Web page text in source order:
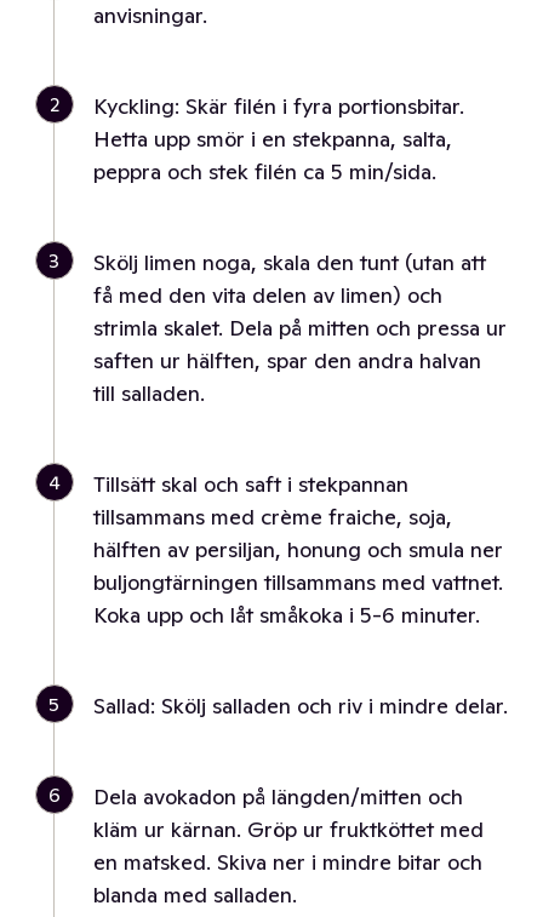
anvisningar.
2
Kyckling: Skär filén i fyra portionsbitar.
Hetta upp smör i en stekpanna, salta,
peppra och stek filén ca 5 min/sida.
3
Skölj limen noga, skala den tunt (utan att
få med den vita delen av limen) och
strimla skalet. Dela på mitten och pressa ur
saften ur hälften, spar den andra halvan
till salladen.
4
Tillsätt skal och saft i stekpannan
tillsammans med crème fraiche, soja,
hälften av persiljan, honung och smula ner
buljongtärningen tillsammans med vattnet.
Koka upp och låt småkoka i 5-6 minuter.
5 Sallad: Skölj salladen och riv i mindre delar.
6
Dela avokadon på längden/mitten och
kläm ur kärnan. Gröp ur fruktköttet med
en matsked. Skiva ner i mindre bitar och
blanda med salladen.